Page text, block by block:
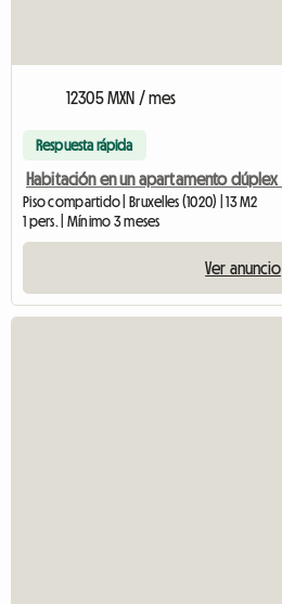
12305 MXN / mes
Respuesta rápida
Piso compartido | Bruxelles (1020) | 13 M2
1 pers. | Mínimo 3 meses
Ver anuncio